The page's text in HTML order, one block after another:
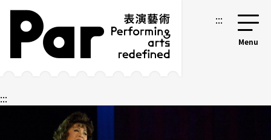
跳到主要内容区块
网站导览 :::
:::